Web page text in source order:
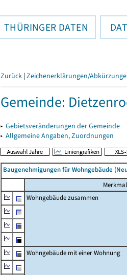
THÜRINGER DATEN
Zurück | Zeichenerklärungen/
Gemeinde:
▸ Gebietsveränderungen der Gemeinde
▸ Allgemeine Angaben, Zuordnungen
Baugenehmigungen für Wohngebäude
Merkmal
Wohngebäude zusammen
Wohngebäude mit einer Wohnung